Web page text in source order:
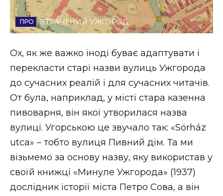
Спорт
Стиль життя
Втрачений Ужгород
Втрачений Ужгород (відеоверсія)
ЗАКАРПАТСЬКІ НОВИНИ
НОВИНИ ЗАХІДНОЇ УКРАЇНИ
ВТРАЧЕНИЙ УЖГОРОД
Ох, як же важко іноді буває адаптувати і
перекласти старі назви вулиць Ужгорода
до сучасних реалій і для сучасних читачів.
От була, наприклад, у місті стара казенна
пивоварня, він якої утворилася назва
вулиці. Угорською це звучало так: «Sörház
utca» – тобто вулиця Пивний дім. Та ми
візьмемо за основу назву, яку використав у
своїй книжці «Минуле Ужгорода» (1937)
дослідник історії міста Петро Сова, а він